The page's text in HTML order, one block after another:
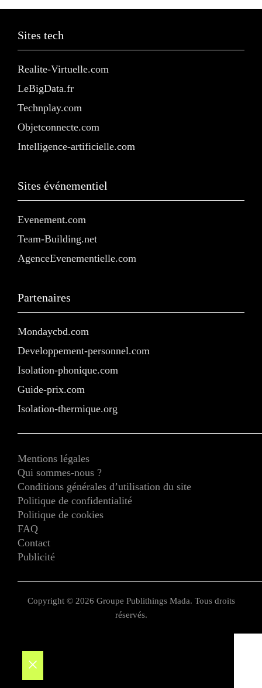
Sites tech
Realite-Virtuelle.com
LeBigData.fr
Technplay.com
Objetconnecte.com
Intelligence-artificielle.com
Sites événementiel
Evenement.com
Team-Building.net
AgenceEvenementielle.com
Partenaires
Mondaycbd.com
Developpement-personnel.com
Isolation-phonique.com
Guide-prix.com
Isolation-thermique.org
Mentions légales
Qui sommes-nous ?
Conditions générales d’utilisation du site
Politique de confidentialité
Politique de cookies
FAQ
Contact
Publicité
Copyright © 2026 Groupe Publithings Mada. Tous droits
réservés.
Fermer